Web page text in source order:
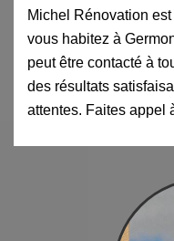
Michel Rénovation
vous habitez à
peut être contacté à
des résultats
attentes. Faites appel